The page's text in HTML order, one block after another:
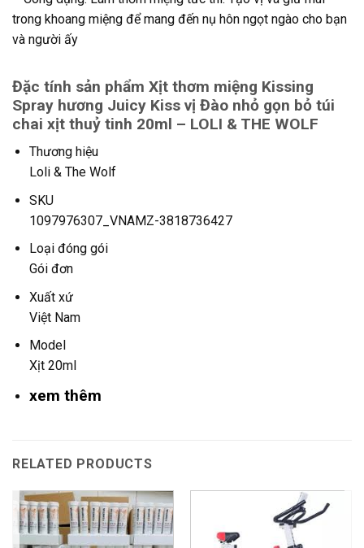
trong khoang miệng để mang đến nụ hôn ngọt ngào cho bạn
và người ấy
Đặc tính sản phẩm Xịt thơm miệng Kissing
Spray hương Juicy Kiss vị Đào nhỏ gọn bỏ túi
chai xịt thuỷ tinh 20ml – LOLI & THE WOLF
Thương hiệu
Loli & The Wolf
SKU
1097976307_VNAMZ-3818736427
Loại đóng gói
Gói đơn
Xuất xứ
Việt Nam
Model
Xịt 20ml
xem thêm
RELATED PRODUCTS